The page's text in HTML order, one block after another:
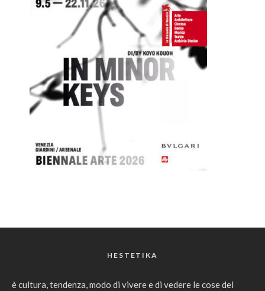
HESTETIKA
è cultura, tendenza, modo di vivere e di vedere le cose del